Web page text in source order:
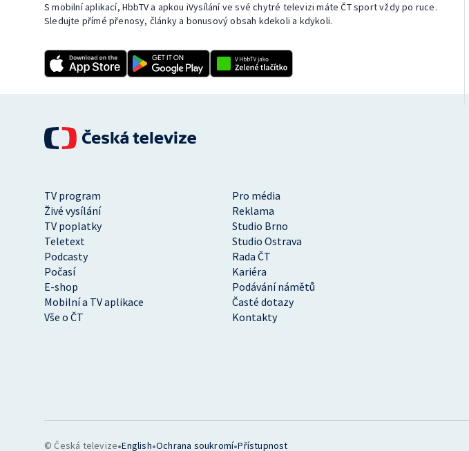
S mobilní aplikací, HbbTV a apkou iVysílání ve své chytré televizi máte ČT sport vždy po ruce.
Sledujte přímé přenosy, články a bonusový obsah kdekoli a kdykoli.
TV program
Pro média
Živé vysílání
Reklama
TV poplatky
Studio Brno
Teletext
Studio Ostrava
Podcasty
Rada ČT
Počasí
Kariéra
E-shop
Podávání námětů
Mobilní a TV aplikace
Časté dotazy
Vše o ČT
Kontakty
© Česká televize•English•Ochrana soukromí•Přístupnost